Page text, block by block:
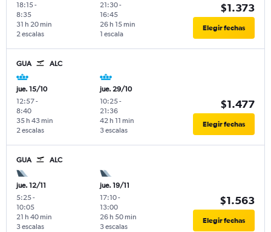
18:15-
8:35
2 escalas
31 h 20 min
21:30-
16:45
1 escala
26 h 15 min
$1.373
Elegir fechas
GUA ALC
jue. 15/10
12:57-
8:40
2 escalas
35 h 43 min
jue. 29/10
10:25-
21:36
3 escalas
42 h 11 min
$1.477
Elegir fechas
GUA ALC
jue. 12/11
5:25-
10:05
3 escalas
21 h 40 min
jue. 19/11
17:10-
13:00
3 escalas
26 h 50 min
$1.563
Elegir fechas